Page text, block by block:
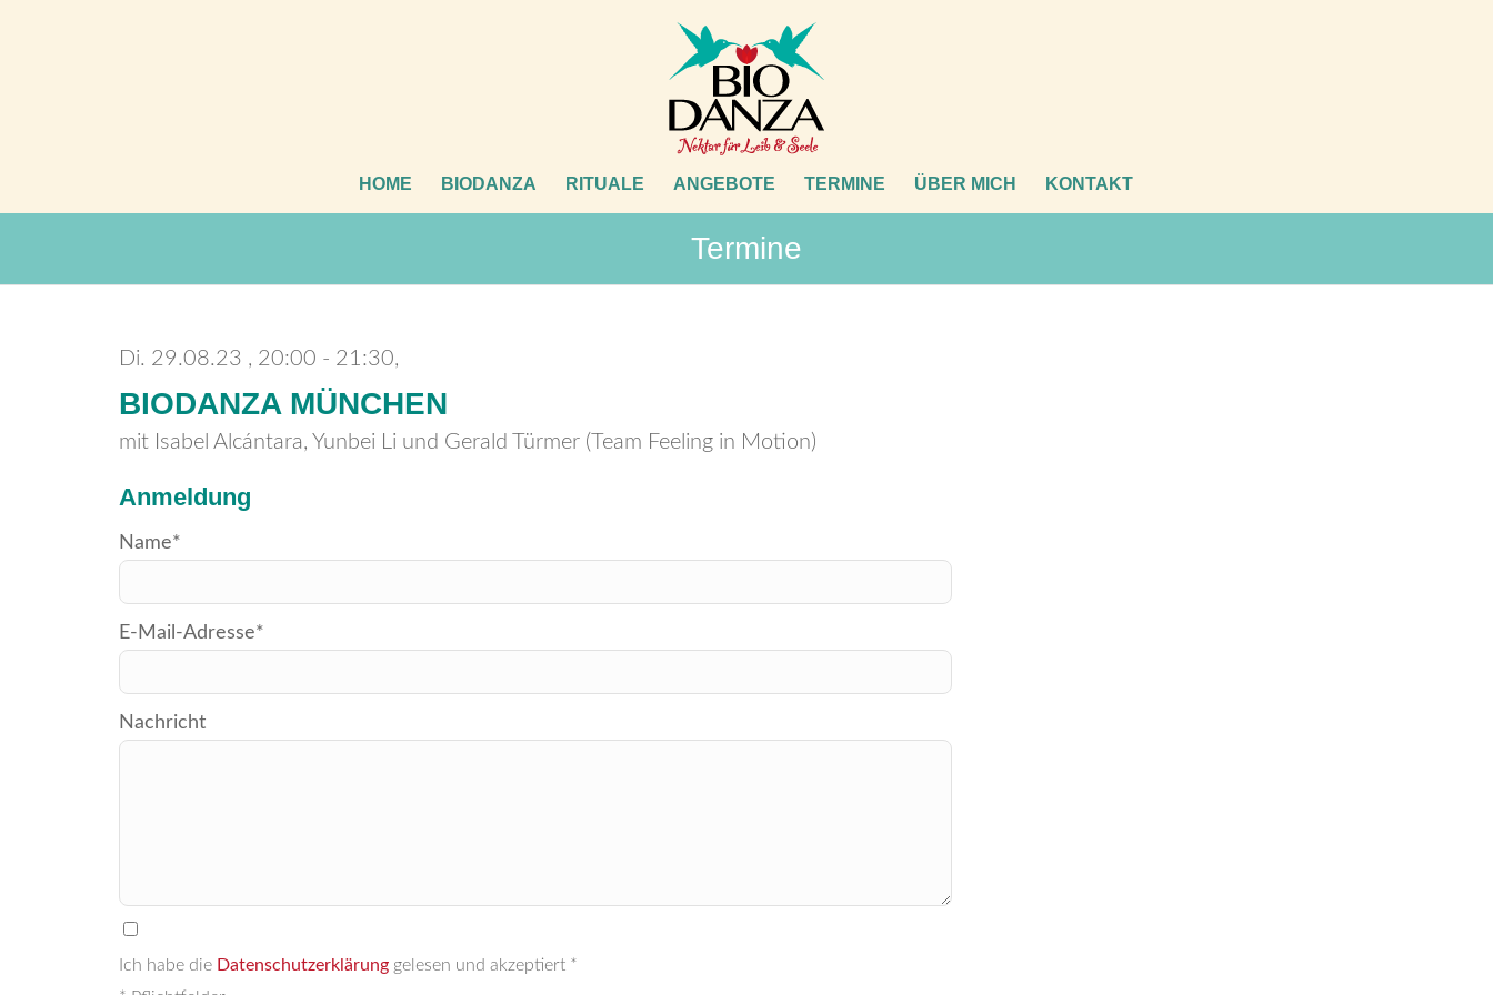
HOME BIODANZA RITUALE ANGEBOTE TERMINE ÜBER MICH KONTAKT
Termine
Di. 29.08.23 20:00 - 21:30,
BIODANZA MÜNCHEN
mit Isabel Alcántara, Yunbei Li und Gerald Türmer (Team Feeling in Motion)
Anmeldung
Bitte
dieses
Feld
Name*
E-Mail-Adresse*
Nachricht
Ich habe die Datenschutzerklärung gelesen und akzeptiert *